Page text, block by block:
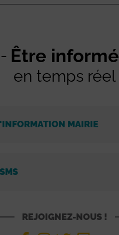
Être informé
en temps réel
MAIRIE
REJOIGNEZ-NOUS !